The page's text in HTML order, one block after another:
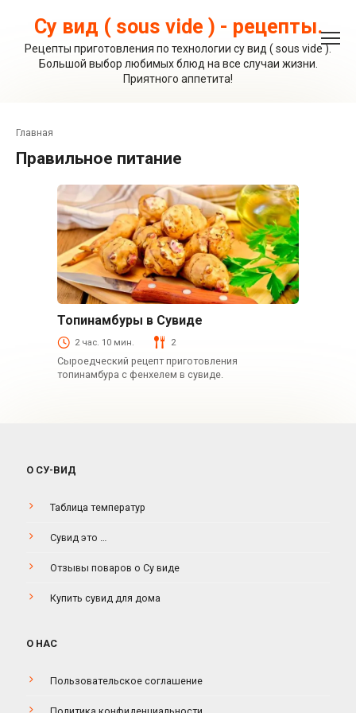
контентуСу вид ( sous vide ) - рецепты.
Рецепты приготовления по технологии су вид ( sous vide ).
Большой выбор любимых блюд на все случаи жизни.
Приятного аппетита!
Главная
правильное питание
Топинамбуры в Сувиде
2 час. 10 мин. 2
Сыроедческий рецепт приготовления
топинамбура с фенхелем в сувиде.
О СУ-ВИД
Таблица температур
Сувид это …
Отзывы поваров о Су виде
Купить сувид для дома
О НАС
Пользовательское соглашение